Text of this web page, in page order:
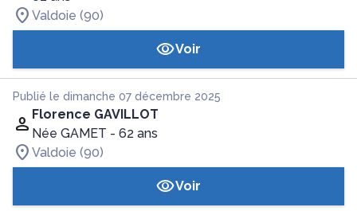
Valdoie (90)
Voir
Publié le dimanche 07 décembre 2025
Florence GAVILLOT
Née GAMET - 62 ans
Valdoie (90)
Voir